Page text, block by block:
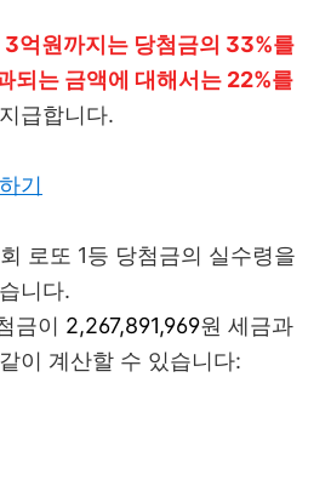
3억원까지는 당첨금의 33%를
되는 금액에 대해서는 22%를
급합니다.
기
로또 1등 당첨금의 실수령을
니다.
금이 2,267,891,969원 세금과
이 계산할 수 있습니다: